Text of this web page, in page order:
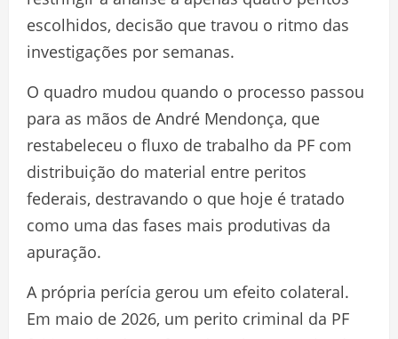
escolhidos, decisão que travou o ritmo das
investigações por semanas.
O quadro mudou quando o processo passou
para as mãos de André Mendonça, que
restabeleceu o fluxo de trabalho da PF com
distribuição do material entre peritos
federais, destravando o que hoje é tratado
como uma das fases mais produtivas da
apuração.
A própria perícia gerou um efeito colateral.
Em maio de 2026, um perito criminal da PF